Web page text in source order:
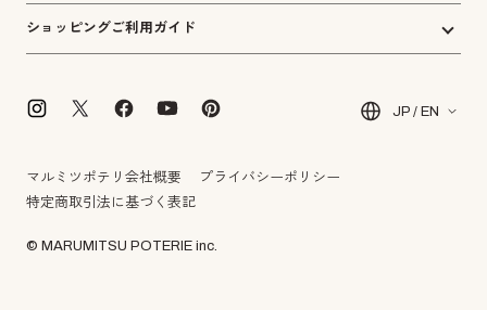
ショッピングご利用ガイド
JP / EN
マルミツポテリ会社概要
プライバシーポリシー
特定商取引法に基づく表記
© MARUMITSU POTERIE inc.